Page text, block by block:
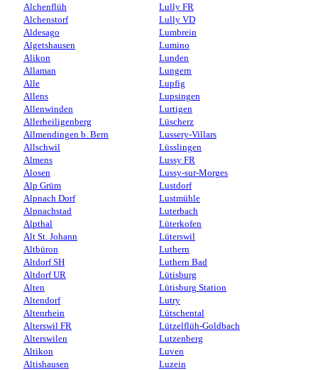
Alchenflüh
Alchenstorf
Aldesago
Algetshausen
Alikon
Allaman
Alle
Allens
Allenwinden
Allerheiligenberg
Allmendingen b. Bern
Allschwil
Almens
Alosen
Alp Grüm
Alpnach Dorf
Alpnachstad
Alpthal
Alt St. Johann
Altbüron
Altdorf SH
Altdorf UR
Alten
Altendorf
Altenrhein
Alterswil FR
Alterswilen
Altikon
Altishausen
Lully FR
Lully VD
Lumbrein
Lumino
Lunden
Lungern
Lupfig
Lupsingen
Lurtigen
Lüscherz
Lussery-Villars
Lüsslingen
Lussy FR
Lussy-sur-Morges
Lustdorf
Lustmühle
Luterbach
Lüterkofen
Lüterswil
Luthern
Luthern Bad
Lütisburg
Lütisburg Station
Lutry
Lütschental
Lützelflüh-Goldbach
Lutzenberg
Luven
Luzein